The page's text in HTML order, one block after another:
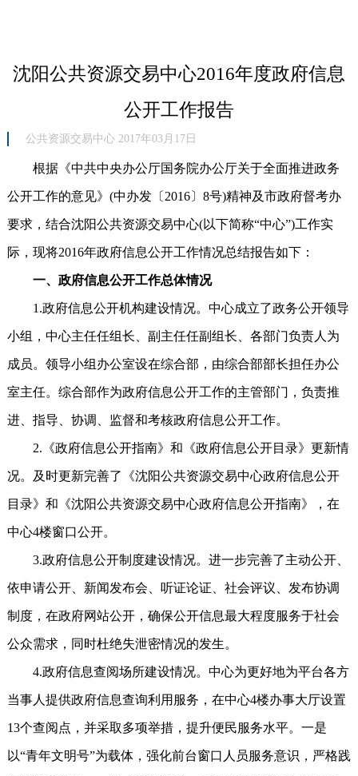
沈阳公共资源交易中心2016年度政府信息
公开工作报告
公共资源交易中心 2017年03月17日
根据《中共中央办公厅国务院办公厅关于全面推进政务
公开工作的意见》(中办发〔2016〕8号)精神及市政府督考办
要求，结合沈阳公共资源交易中心(以下简称“中心”)工作实
际，现将2016年政府信息公开工作情况总结报告如下：
一、政府信息公开工作总体情况
1.政府信息公开机构建设情况。中心成立了政务公开领导
小组，中心主任任组长、副主任任副组长、各部门负责人为
成员。领导小组办公室设在综合部，由综合部部长担任办公
室主任。综合部作为政府信息公开工作的主管部门，负责推
进、指导、协调、监督和考核政府信息公开工作。
2.《政府信息公开指南》和《政府信息公开目录》更新情
况。及时更新完善了《沈阳公共资源交易中心政府信息公开
目录》和《沈阳公共资源交易中心政府信息公开指南》，在
中心4楼窗口公开。
3.政府信息公开制度建设情况。进一步完善了主动公开、
依申请公开、新闻发布会、听证论证、社会评议、发布协调
制度，在政府网站公开，确保公开信息最大程度服务于社会
公众需求，同时杜绝失泄密情况的发生。
4.政府信息查阅场所建设情况。中心为更好地为平台各方
当事人提供政府信息查询利用服务，在中心4楼办事大厅设置
13个查阅点，并采取多项举措，提升便民服务水平。一是
以“青年文明号”为载体，强化前台窗口人员服务意识，严格践